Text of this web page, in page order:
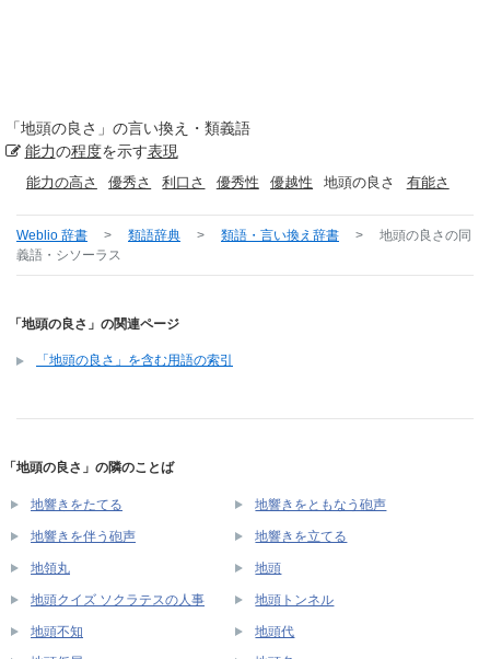
「地頭の良さ 」の言い換え・類義語
能力の程度を示す表現
能力の高さ 優秀さ 利口さ 優秀性 優越性 地頭の良さ 有能さ
Weblio 辞書 > 類語辞典 > 類語・言い換え辞書 > 地頭の良さの同
義語・シソーラス
「地頭の良さ」の関連ページ
「地頭の良さ」を含む用語の索引
「地頭の良さ」の隣のことば
地響きをたてる 地響きをともなう砲声
地響きを伴う砲声 地響きを立てる
地領丸 地頭
地頭クイズ ソクラテスの人事 地頭トンネル
地頭不知 地頭代